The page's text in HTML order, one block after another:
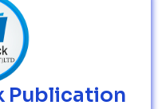
Publication